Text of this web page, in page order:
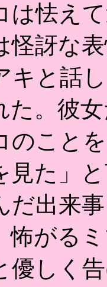
は怯え
怪訝な
キと話
た。彼
のこと
見た」
だ出来
怖がる
優しく